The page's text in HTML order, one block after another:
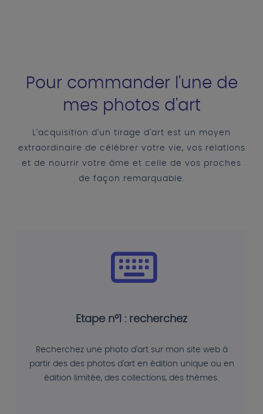
Pour commander l'une de
mes photos d'art
L'acquisition d'un tirage d'art est un moyen
extraordinaire de célébrer votre vie, vos relations
et de nourrir votre âme et celle de vos proches
de façon remarquable.
Etape n°1 : recherchez
Recherchez une photo d'art sur mon site web à
partir des des photos d'art en édition unique ou en
édition limitée, des collections, des thèmes.